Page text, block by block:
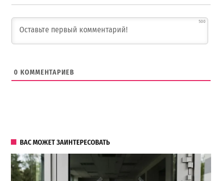
500
0 КОММЕНТАРИЕВ
ВАС МОЖЕТ ЗАИНТЕРЕСОВАТЬ